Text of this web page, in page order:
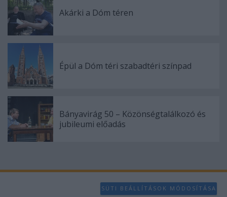
Akárki a Dóm téren
Épül a Dóm téri szabadtéri színpad
Bányavirág 50 – Közönségtalálkozó és
jubileumi előadás
SÜTI BEÁLLÍTÁSOK MÓDOSÍTÁSA